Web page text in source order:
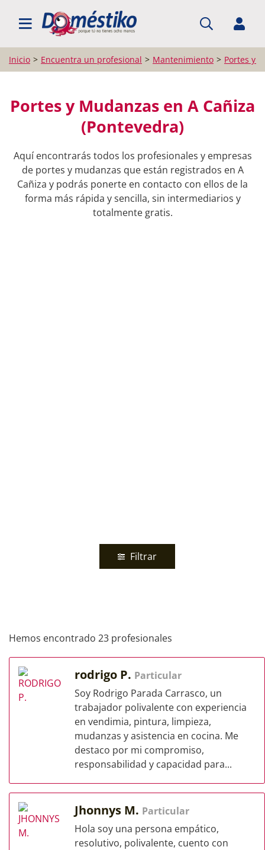
BUSCAR PROFESIONALES
Inicio Encuentra un profesional Mantenimiento Portes y
Portes y Mudanzas en A Cañiza
(Pontevedra)
Aquí encontrarás todos los profesionales y empresas
de portes y mudanzas que están registrados en A
Cañiza y podrás ponerte en contacto con ellos de la
forma más rápida y sencilla, sin intermediarios y
totalmente gratis.
Filtrar
Hemos encontrado 23 profesionales
rodrigo P. Particular
Soy Rodrigo Parada Carrasco, un
trabajador polivalente con experiencia
en vendimia, pintura, limpieza,
mudanzas y asistencia en cocina. Me
destaco por mi compromiso,
responsabilidad y capacidad para...
Jhonnys M. Particular
Hola soy una persona empático,
resolutivo, polivalente, cuento con